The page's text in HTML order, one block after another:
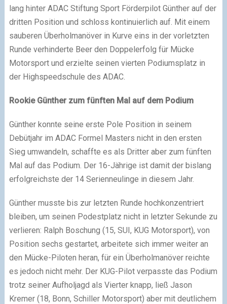
lang hinter ADAC Stiftung Sport Förderpilot Günther auf der
dritten Position und schloss kontinuierlich auf. Mit einem
sauberen Überholmanöver in Kurve eins in der vorletzten
Runde verhinderte Beer den Doppelerfolg für Mücke
Motorsport und erzielte seinen vierten Podiumsplatz in
der Highspeedschule des ADAC.
Rookie Günther zum fünften Mal auf dem Podium
Günther konnte seine erste Pole Position in seinem
Debütjahr im ADAC Formel Masters nicht in den ersten
Sieg umwandeln, schaffte es als Dritter aber zum fünften
Mal auf das Podium. Der 16-Jährige ist damit der bislang
erfolgreichste der 14 Serienneulinge in diesem Jahr.
Günther musste bis zur letzten Runde hochkonzentriert
bleiben, um seinen Podestplatz nicht in letzter Sekunde zu
verlieren: Ralph Boschung (15, SUI, KUG Motorsport), von
Position sechs gestartet, arbeitete sich immer weiter an
den Mücke-Piloten heran, für ein Überholmanöver reichte
es jedoch nicht mehr. Der KUG-Pilot verpasste das Podium
trotz seiner Aufholjagd als Vierter knapp, ließ Jason
Kremer (18, Bonn, Schiller Motorsport) aber mit deutlichem